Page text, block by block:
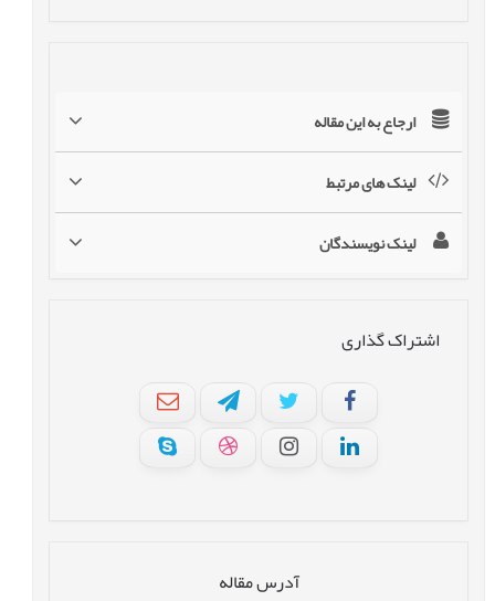
ارجاع به این مقاله
لینک های مرتبط
لینک نویسندگان
اشتراک گذاری
آدرس مقاله